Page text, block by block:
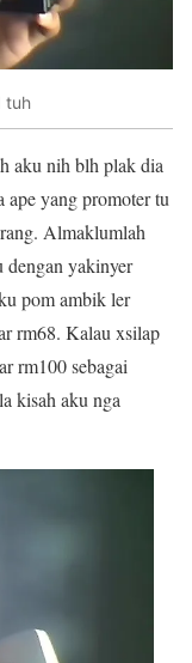
tuh
aku nih blh plak dia
yang promoter tu
Almaklumlah
yakinyer
pom ambik ler
rm68. Kalau xsilap
rm100 sebagai
kisah aku nga